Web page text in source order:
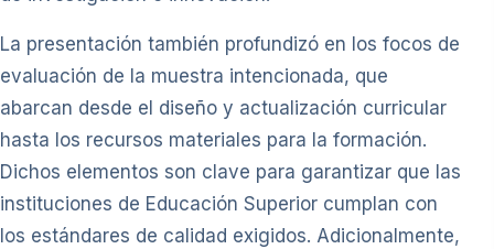
La presentación también profundizó en los focos de
evaluación de la muestra intencionada, que
abarcan desde el diseño y actualización curricular
hasta los recursos materiales para la formación.
Dichos elementos son clave para garantizar que las
instituciones de Educación Superior cumplan con
los estándares de calidad exigidos. Adicionalmente,